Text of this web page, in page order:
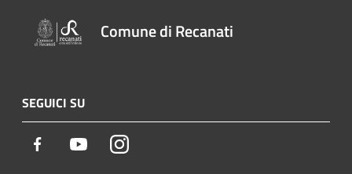
Comune di Recanati
SEGUICI SU
Facebook YoutubeInstagram